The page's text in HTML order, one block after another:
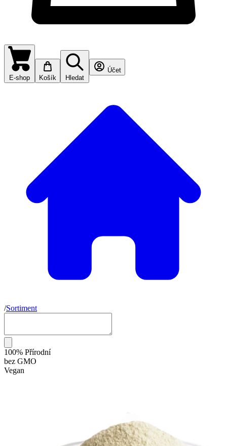
E-shop Košík Hledat
Účet
/Sortiment
100% Přírodní
bez GMO
Vegan